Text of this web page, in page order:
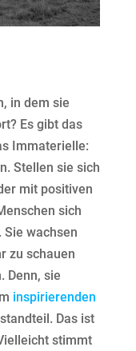
in dem sie
Es gibt das
Immaterielle:
Stellen sie sich
mit positiven
sich
wachsen
zu schauen
Denn, sie
inspirierenden
Das ist
stimmt